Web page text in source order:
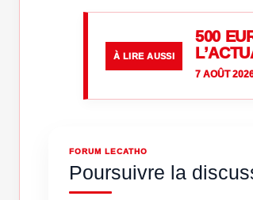
À LIRE AUSSI
500
7 AOÛT
FORUM LECATHO
Poursuivre la